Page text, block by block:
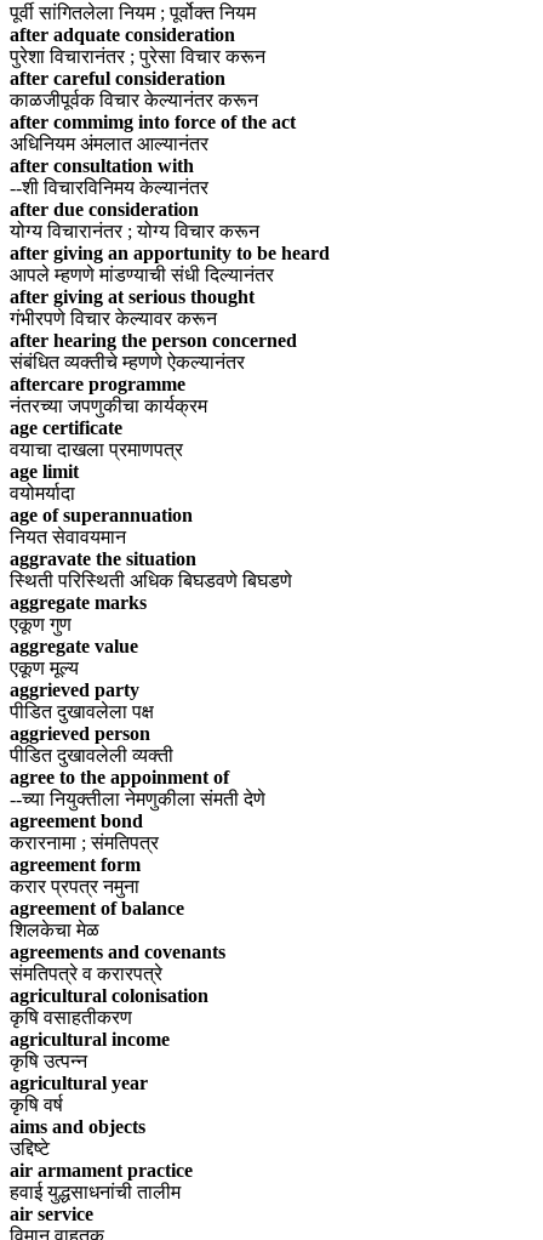
पूर्वी सांगितलेला नियम ; पूर्वोक्त नियम
after adquate consideration
पुरेशा विचारानंतर ; पुरेसा विचार करून
after careful consideration
काळजीपूर्वक विचार केल्यानंतर करून
after commimg into force of the act
अधिनियम अंमलात आल्यानंतर
after consultation with
--शी विचारविनिमय केल्यानंतर
after due consideration
योग्य विचारानंतर ; योग्य विचार करून
after giving an apportunity to be heard
आपले म्हणणे मांडण्याची संधी दिल्यानंतर
after giving at serious thought
गंभीरपणे विचार केल्यावर करून
after hearing the person concerned
संबंधित व्यक्तीचे म्हणणे ऐकल्यानंतर
aftercare programme
नंतरच्या जपणुकीचा कार्यक्रम
age certificate
वयाचा दाखला प्रमाणपत्र
age limit
वयोमर्यादा
age of superannuation
नियत सेवावयमान
aggravate the situation
स्थिती परिस्थिती अधिक बिघडवणे बिघडणे
aggregate marks
एकूण गुण
aggregate value
एकूण मूल्य
aggrieved party
पीडित दुखावलेला पक्ष
aggrieved person
पीडित दुखावलेली व्यक्ती
agree to the appoinment of
--च्या नियुक्तीला नेमणुकीला संमती देणे
agreement bond
करारनामा ; संमतिपत्र
agreement form
करार प्रपत्र नमुना
agreement of balance
शिलकेचा मेळ
agreements and covenants
संमतिपत्रे व करारपत्रे
agricultural colonisation
कृषि वसाहतीकरण
agricultural income
कृषि उत्पन्न
agricultural year
कृषि वर्ष
aims and objects
उद्दिष्टे
air armament practice
हवाई युद्धसाधनांची तालीम
air service
विमान वाहतूक